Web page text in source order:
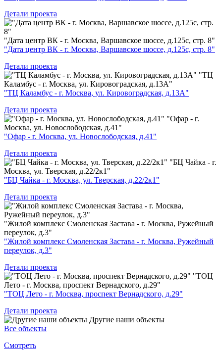
Детали проекта
"Дата центр ВК - г. Москва, Варшавское шоссе, д.125с, стр. 8"
"Дата центр ВК - г. Москва, Варшавское шоссе, д.125с, стр. 8"
Детали проекта
"ТЦ
Каламбус - г. Москва, ул. Кировоградская, д.13А"
"ТЦ Каламбус - г. Москва, ул. Кировоградская, д.13А"
Детали проекта
"Офар - г.
Москва, ул. Новослободская, д.41"
"Офар - г. Москва, ул. Новослободская, д.41"
Детали проекта
"БЦ Чайка - г.
Москва, ул. Тверская, д.22/2к1"
"БЦ Чайка - г. Москва, ул. Тверская, д.22/2к1"
Детали проекта
"Жилой комплекс Смоленская Застава - г. Москва, Ружейный
переулок, д.3"
"Жилой комплекс Смоленская Застава - г. Москва, Ружейный
переулок, д.3"
Детали проекта
"ТОЦ
Лето - г. Москва, проспект Вернадского, д.29"
"ТОЦ Лето - г. Москва, проспект Вернадского, д.29"
Детали проекта
Другие наши объекты
Все объекты
Смотреть